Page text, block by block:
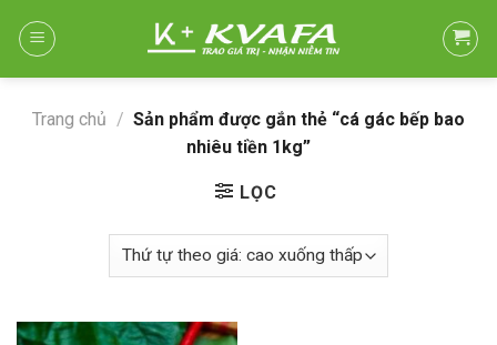
Trang chủ / Sản phẩm được gắn thẻ “cá gác bếp bao
nhiêu tiền 1kg”
LỌC